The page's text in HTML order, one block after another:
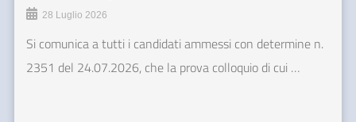
28 Luglio 2026
Si comunica a tutti i candidati ammessi con determine n.
2351 del 24.07.2026, che la prova colloquio di cui …